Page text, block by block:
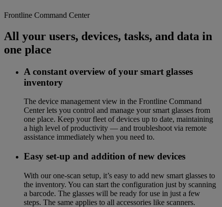
Frontline Command Center
All your users, devices, tasks, and data in
one place
A constant overview of your smart glasses
inventory
The device management view in the Frontline Command
Center lets you control and manage your smart glasses from
one place. Keep your fleet of devices up to date, maintaining
a high level of productivity — and troubleshoot via remote
assistance immediately when you need to.
Easy set-up and addition of new devices
With our one-scan setup, it’s easy to add new smart glasses to
the inventory. You can start the configuration just by scanning
a barcode. The glasses will be ready for use in just a few
steps. The same applies to all accessories like scanners.